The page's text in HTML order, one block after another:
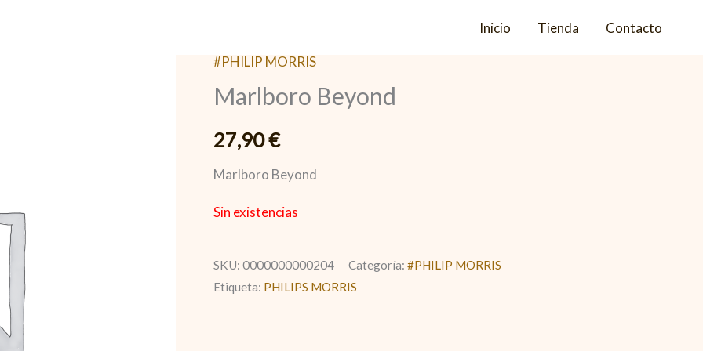
Inicio Tienda Contacto
#PHILIP MORRIS
Marlboro Beyond
27,90€
Marlboro Beyond
Sin existencias
SKU: 0000000000204 Categoría: #PHILIP MORRIS
Etiqueta: PHILIPS MORRIS